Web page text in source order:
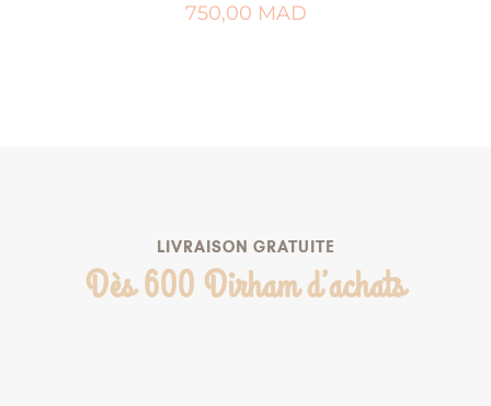
750,00 MAD
LIVRAISON GRATUITE
Dès 600 Dirham d’achats